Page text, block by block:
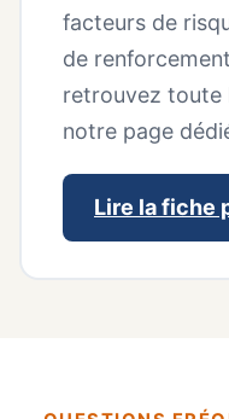
facteurs de
de
retrouvez toute
notre page
Lire la fiche